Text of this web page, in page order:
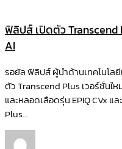
ฟิลิปส์ เปิดตัว
AI
รอยัล ฟิลิปส์ ผู้นำด้านเทคโนโล
ตัว Transcend Plus เวอร์ชั่นใ
และหลอดเลือดรุ่น EPIQ CVx แ
Plus...